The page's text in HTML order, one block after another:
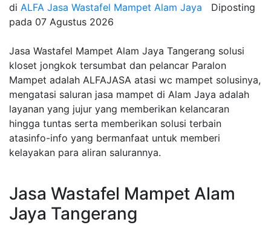
di ALFA Jasa Wastafel Mampet Alam Jaya
Diposting
pada 07 Agustus 2026
Jasa Wastafel Mampet Alam Jaya Tangerang solusi
kloset jongkok tersumbat dan pelancar Paralon
Mampet adalah ALFAJASA atasi wc mampet solusinya,
mengatasi saluran jasa mampet di Alam Jaya adalah
layanan yang jujur yang memberikan kelancaran
hingga tuntas serta memberikan solusi terbain
atasinfo-info yang bermanfaat untuk memberi
kelayakan para aliran salurannya.
Jasa Wastafel Mampet Alam
Jaya Tangerang